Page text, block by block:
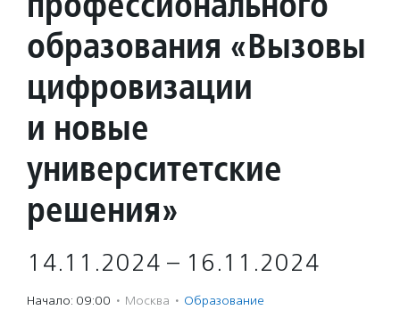
образования «Вызовы
цифровизации
и новые
университетские
решения»
14.11.2024 – 16.11.2024
Начало: 09:00 · Москва · Образование